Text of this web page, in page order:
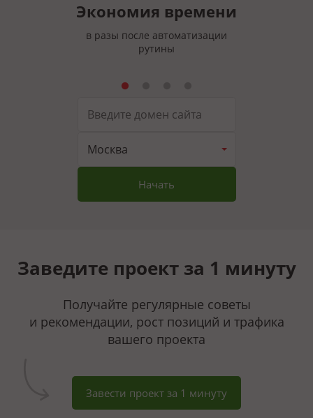
Экономия времени
в разы после автоматизации
рутины
Москва
Начать
Заведите проект за 1 минуту
Получайте регулярные советы
и рекомендации, рост позиций и трафика
вашего проекта
Завести проект за 1 минуту